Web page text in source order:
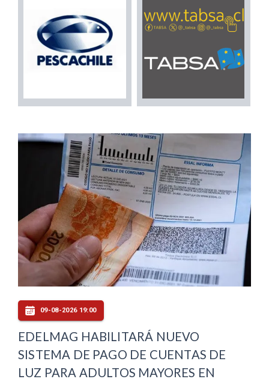
09-08-2026 19:00
EDELMAG HABILITARÁ NUEVO
SISTEMA DE PAGO DE CUENTAS DE
LUZ PARA ADULTOS MAYORES EN